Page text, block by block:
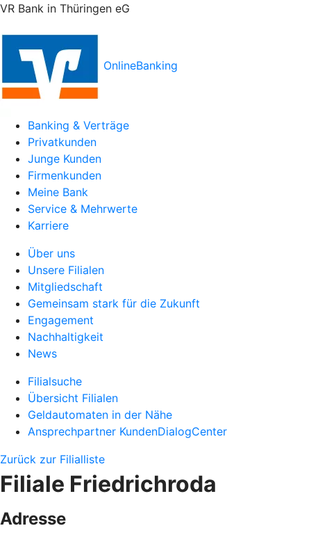
VR Bank in Thüringen eG
OnlineBanking
Banking & Verträge
Privatkunden
Junge Kunden
Firmenkunden
Meine Bank
Service & Mehrwerte
Karriere
Über uns
Unsere Filialen
Mitgliedschaft
Gemeinsam stark für die Zukunft
Engagement
Nachhaltigkeit
News
Filialsuche
Übersicht Filialen
Geldautomaten in der Nähe
Ansprechpartner KundenDialogCenter
Zurück zur Filialliste
Filiale Friedrichroda
Adresse